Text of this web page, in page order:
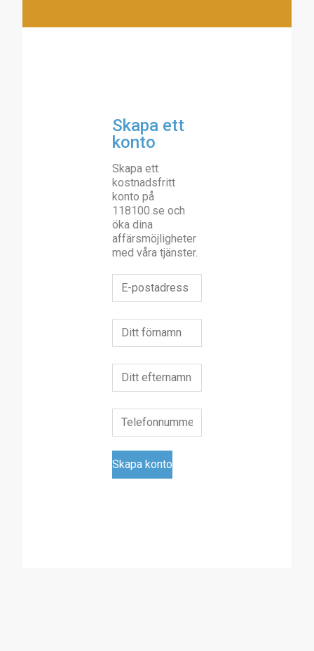
Skapa ett
konto
Skapa ett
kostnadsfritt
konto på
118100.se och
öka dina
affärsmöjligheter
med våra tjänster.